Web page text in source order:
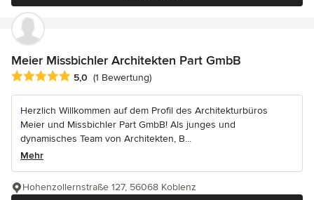
Meier Missbichler Architekten Part GmbB
Durchschnittliche Bewertung: 5 von 5 Sternen
5,0 (1 Bewertung)
Herzlich Willkommen auf dem Profil des Architekturbüros
Meier und Missbichler Part GmbB! Als junges und
dynamisches Team von Architekten, B...
Mehr
Hohenzollernstraße 127, 56068 Koblenz